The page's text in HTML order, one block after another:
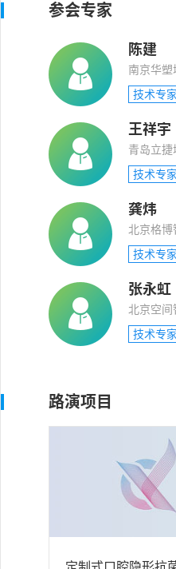
参会专家
陈建
南京华
技术专家
王祥宇
青岛立
技术专家
龚炜
北京格
技术专家
张永虹
北京空
技术专家
路演项目